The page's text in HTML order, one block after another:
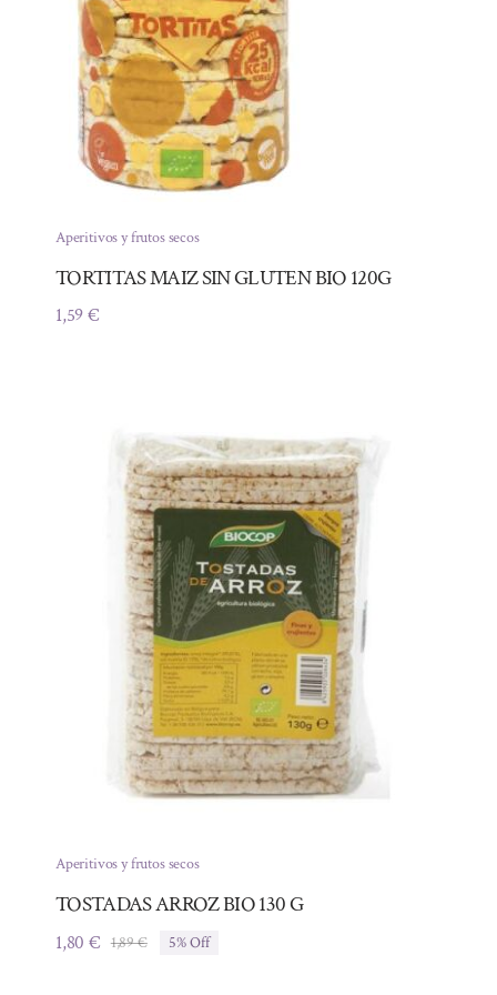
Aperitivos y frutos secos
TORTITAS MAIZ SIN GLUTEN BIO 120G
1,59€
Aperitivos y frutos secos
TOSTADAS ARROZ BIO 130 G
1,89€El
1,80€
El
5% Off